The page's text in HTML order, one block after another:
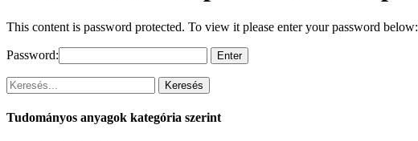
This content is password protected. To view it please enter your password below:
Password:
Keresés
Tudományos anyagok kategória szerint